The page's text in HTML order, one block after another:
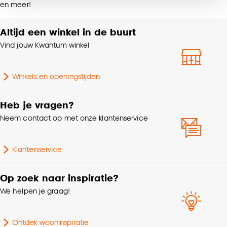
noodzakelijke cookies te accepteren. Je kunt er ook
accepteren door op ‘Cookies aanpassen’ te
klikken.
Goed om te weten is dat je deze keuze altijd nog
kan aanpassen, bekijk hiervoor onze
Kleurtint
Breedte 62 CM
Geschikt voor Binnen
Scandinavisch, Modern,
Japandi, Hotel chique
en meer!
Altijd een winkel in de buurt
Vind jouw Kwantum winkel
Winkels en openingstijden
Heb je vragen?
Neem contact op met onze klantenservice
Klantenservice
Op zoek naar inspiratie?
We helpen je graag!
Ontdek wooninspiratie